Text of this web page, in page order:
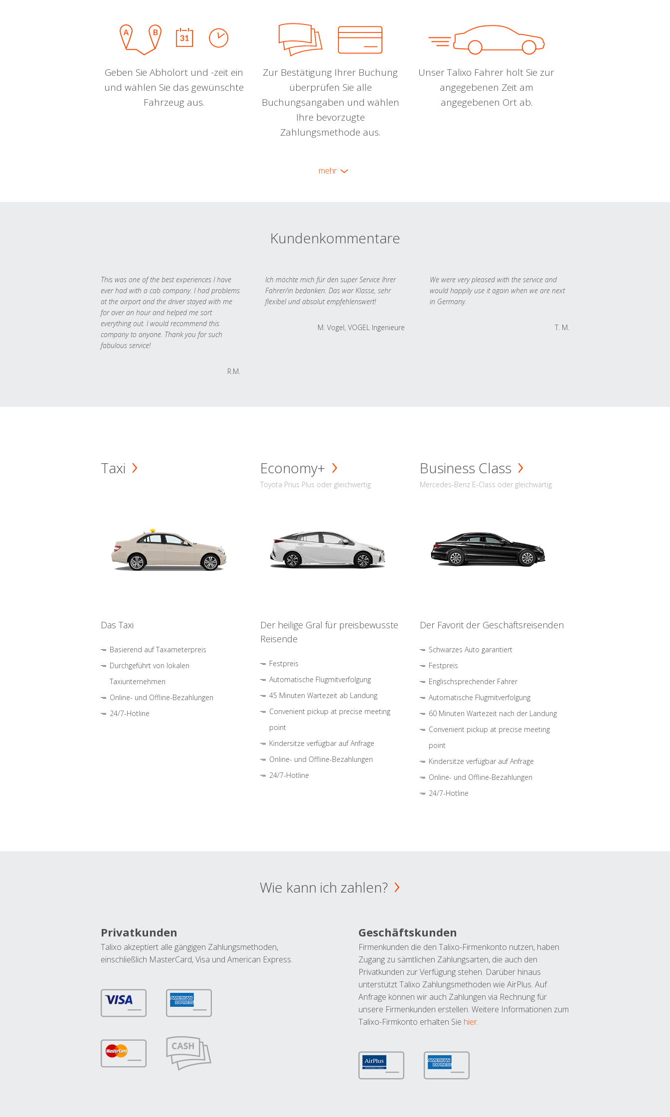
Geben Sie Abholort und -zeit ein
und wählen Sie das gewünschte
Fahrzeug aus.
Zur Bestätigung Ihrer Buchung
überprüfen Sie alle
Buchungsangaben und wählen
Ihre bevorzugte
Zahlungsmethode aus.
Unser Talixo Fahrer holt Sie zur
angegebenen Zeit am
angegebenen Ort ab.
mehr
Kundenkommentare
This was one of the best experiences I have
ever had with a cab company. I had problems
at the airport and the driver stayed with me
for over an hour and helped me sort
everything out. I would recommend this
company to anyone. Thank you for such
fabulous service!
R.M.
Ich möchte mich für den super Service Ihrer
Fahrer/in bedanken. Das war Klasse, sehr
flexibel und absolut empfehlenswert!
M. Vogel, VOGEL Ingenieure
We were very pleased with the service and
would happily use it again when we are next
in Germany.
T. M.
Taxi
Das Taxi
Basierend auf Taxameterpreis
Durchgeführt von lokalen
Taxiunternehmen
Online- und Offline-Bezahlungen
24/7-Hotline
Economy+
Toyota Prius Plus oder gleichwertig
Der heilige Gral für preisbewusste
Reisende
Festpreis
Automatische Flugmitverfolgung
45 Minuten Wartezeit ab Landung
Convenient pickup at precise meeting
point
Kindersitze verfügbar auf Anfrage
Online- und Offline-Bezahlungen
24/7-Hotline
Business Class
Mercedes-Benz E-Class oder gleichwärtig
Der Favorit der Geschäftsreisenden
Schwarzes Auto garantiert
Festpreis
Englischsprechender Fahrer
Automatische Flugmitverfolgung
60 Minuten Wartezeit nach der Landung
Convenient pickup at precise meeting
point
Kindersitze verfügbar auf Anfrage
Online- und Offline-Bezahlungen
24/7-Hotline
Wie kann ich zahlen?
Privatkunden
Talixo akzeptiert alle gängigen Zahlungsmethoden,
einschließlich MasterCard, Visa und American Express.
Geschäftskunden
Firmenkunden die den Talixo-Firmenkonto nutzen, haben
Zugang zu sämtlichen Zahlungsarten, die auch den
Privatkunden zur Verfügung stehen. Darüber hinaus
unterstützt Talixo Zahlungsmethoden wie AirPlus. Auf
Anfrage können wir auch Zahlungen via Rechnung für
unsere Firmenkunden erstellen. Weitere Informationen zum
Talixo-Firmkonto erhalten Sie hier.